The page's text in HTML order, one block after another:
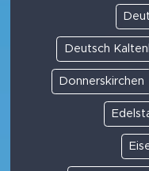
Deutsch
Donnerskirchen